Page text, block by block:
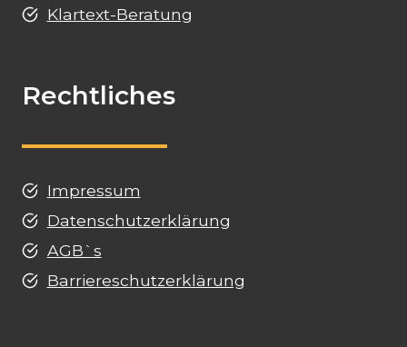
Klartext-Beratung
Rechtliches
Impressum
Datenschutzerklärung
AGB`s
Barriereschutzerklärung